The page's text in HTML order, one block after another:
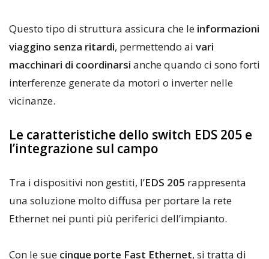
Questo tipo di struttura assicura che le informazioni
viaggino senza ritardi, permettendo ai vari
macchinari di coordinarsi anche quando ci sono forti
interferenze generate da motori o inverter nelle
vicinanze.
Le caratteristiche dello switch EDS 205 e
l’integrazione sul campo
Tra i dispositivi non gestiti, l’EDS 205 rappresenta
una soluzione molto diffusa per portare la rete
Ethernet nei punti più periferici dell’impianto.
Con le sue cinque porte Fast Ethernet, si tratta di